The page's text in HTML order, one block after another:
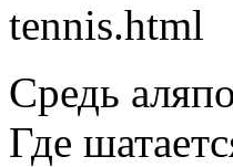
tennis.html
Средь
Где